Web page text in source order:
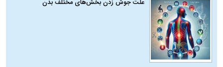
علت جوش زدن بخش‌های مختلف بدن